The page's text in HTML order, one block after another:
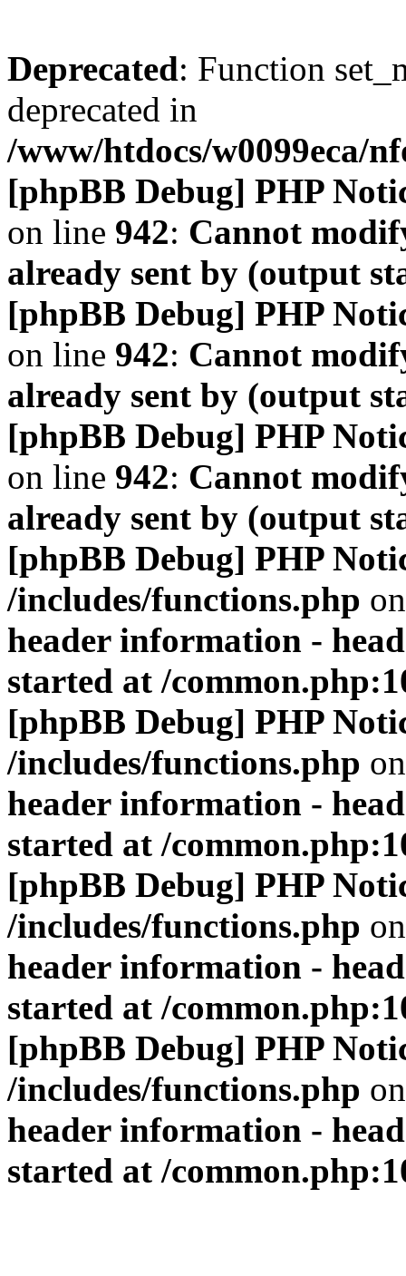
Deprecated: Function
deprecated in
/www/htdocs/w0099eca/
[phpBB Debug] PHP
on line 942: Cannot
already sent by (output
[phpBB Debug] PHP
on line 942: Cannot
already sent by (output
[phpBB Debug] PHP
on line 942: Cannot
already sent by (output
[phpBB Debug] PHP
/includes/functions.php
header information -
started at /
[phpBB Debug] PHP
/includes/functions.php
header information -
started at /
[phpBB Debug] PHP
/includes/functions.php
header information -
started at /
[phpBB Debug] PHP
/includes/functions.php
header information -
started at /